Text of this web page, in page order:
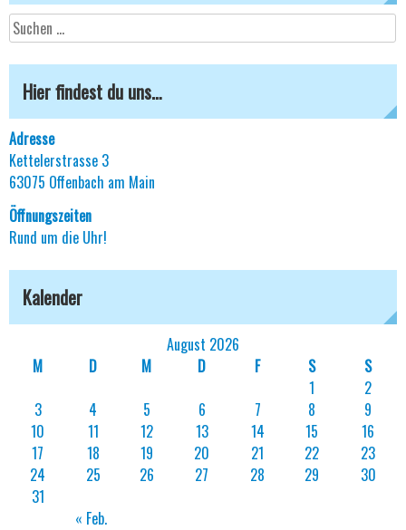
Suchen
nach:
Hier findest du uns…
Adresse
Kettelerstrasse 3
63075 Offenbach am Main
Öffnungszeiten
Rund um die Uhr!
Kalender
August 2026
M
D M D F S S
« Feb.
1
2
3
4 5 6 7 8
9
10
11 12 13 14 15
16
17
18 19 20 21 22
23
24
25 26 27 28 29
30
31